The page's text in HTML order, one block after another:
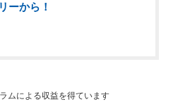
ーから！
ムによる収益を得ています